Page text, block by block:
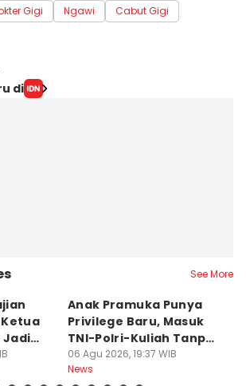
Gigi Ngawi Cabut Gigi
di
See More
Ketua
Jadi
Anak Pramuka Punya
Privilege Baru, Masuk
TNI-Polri-Kuliah Tanpa
Tes
06 Agu 2026, 19:37 WIB
News